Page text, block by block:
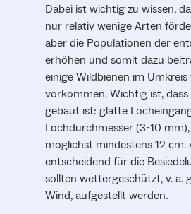
Dabei ist wichtig zu wissen,
nur relativ wenige Arten
aber die Populationen der
erhöhen und somit dazu
einige Wildbienen im
vorkommen. Wichtig ist,
gebaut ist: glatte
Lochdurchmesser (3-10
möglichst mindestens 12
entscheidend für die
sollten wettergeschützt, v. a.
Wind, aufgestellt werden.